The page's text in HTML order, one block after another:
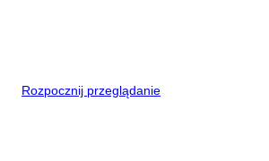
Rozpocznij przeglądanie